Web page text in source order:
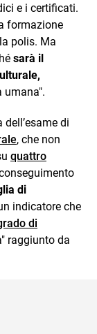
e i certificati.
formazione
polis. Ma
sarà il
umana".
di
, che non
quattro
di
indicatore che
di
raggiunto da